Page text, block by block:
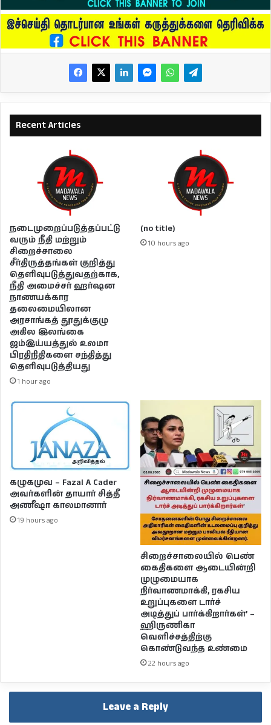
Recent Articles
நடைமுறைப்படுத்தப்பட்டு
வரும் நீதி மற்றும்
சிறைச்சாலை
சீர்திருத்தங்கள் குறித்து
தெளிவுபடுத்துவதற்காக,
நீதி அமைச்சர் ஹர்ஷன
நாணயக்கார
தலைமையிலான
அரசாங்கத் தூதுக்குழு
அகில இலங்கை
ஜம்இய்யத்துல் உலமா
பிரதிநிதிகளை சந்தித்து
தெளிவுபடுத்தியது
1 hour ago
(no title)
10 hours ago
கழுகமுவ – Fazal A Cader
அவர்களின் தாயார் சித்தீ
அணீஷா காலமானார்
19 hours ago
சிறைச்சாலையில் பெண்
கைதிகளை ஆடையின்றி
முழுமையாக
நிர்வாணமாக்கி, ரகசிய
உறுப்புகளை டார்ச்
அடித்துப் பார்க்கிறார்கள்’ –
ஹிருணிகா
வெளிச்சத்திற்கு
கொண்டுவந்த உண்மை
22 hours ago
Leave a Reply